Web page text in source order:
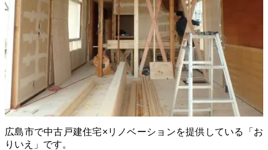
広島市で中古戸建住宅×リノベーションを提供している「お
りいえ」です。